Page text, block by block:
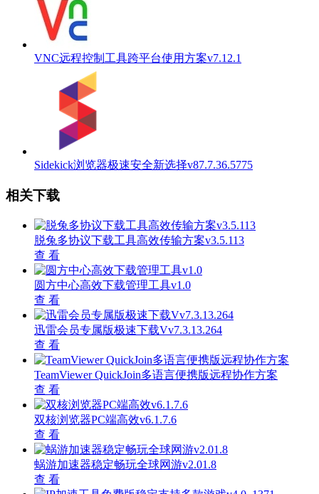
VNC远程控制工具跨平台使用方案v7.12.1
Sidekick浏览器极速安全新选择v87.7.36.5775
相关下载
脱兔多协议下载工具高效传输方案v3.5.113
查 看
圆方中心高效下载管理工具v1.0
查 看
迅雷会员专属版极速下载Vv7.3.13.264
查 看
TeamViewer QuickJoin多语言便携版远程协作方案
查 看
双核浏览器PC端高效v6.1.7.6
查 看
蜗游加速器稳定畅玩全球网游v2.01.8
查 看